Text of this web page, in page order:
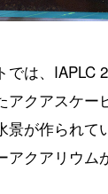
では、IAPLC
アクアスケ
景が作られて
アクアリウム